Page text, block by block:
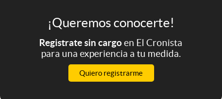
¡Queremos conocerte!
Registrate sin cargoen El Cronista
para una experiencia a tu medida.
Quiero registrarme